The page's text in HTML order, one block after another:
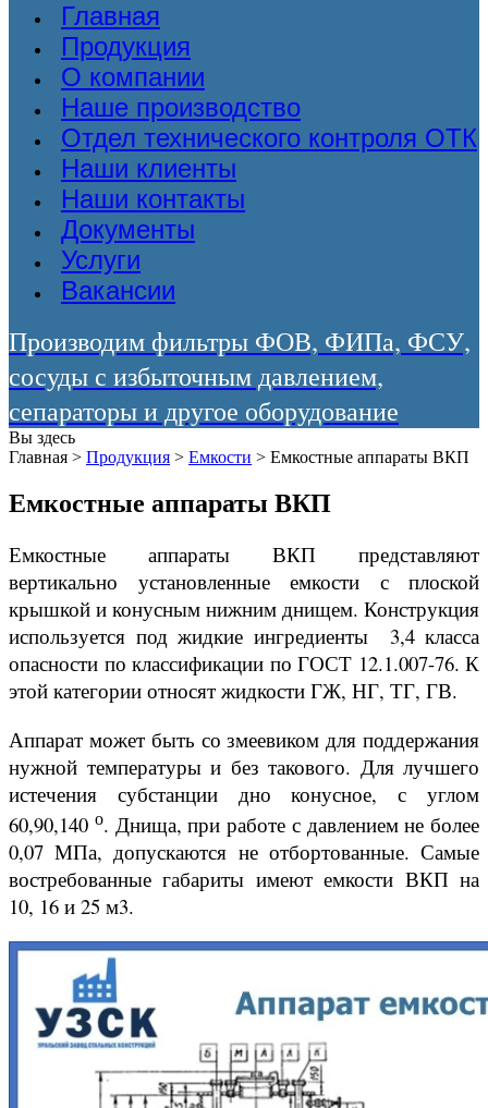
Главная
Продукция
О компании
Наше производство
Отдел технического контроля ОТК
Наши клиенты
Наши контакты
Документы
Услуги
Вакансии
Производим фильтры ФОВ, ФИПа, ФСУ,
сосуды с избыточным давлением,
сепараторы и другое оборудование
Вы здесь
Главная > Продукция > Емкости > Емкостные аппараты ВКП
Емкостные аппараты ВКП
Емкостные аппараты ВКП представляют
вертикально установленные емкости с плоской
крышкой и конусным нижним днищем. Конструкция
используется под жидкие ингредиенты 3,4 класса
опасности по классификации по ГОСТ 12.1.007-76. К
этой категории относят жидкости ГЖ, НГ, ТГ, ГВ.
Аппарат может быть со змеевиком для поддержания
нужной температуры и без такового. Для лучшего
истечения субстанции дно конусное, с углом
60,90,140 о. Днища, при работе с давлением не более
0,07 МПа, допускаются не отбортованные. Самые
востребованные габариты имеют емкости ВКП на
10, 16 и 25 м3.